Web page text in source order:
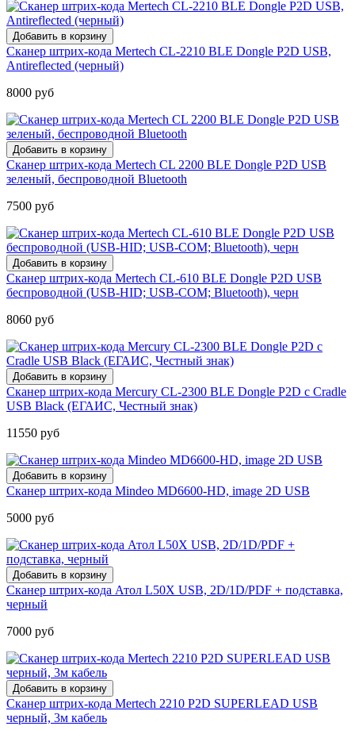
Сканер штрих-кода Mertech CL-2210 BLE Dongle P2D USB,
Antireflected (черный)
8000 руб
Сканер штрих-кода Mertech CL 2200 BLE Dongle P2D USB
зеленый, беспроводной Bluetooth
7500 руб
Сканер штрих-кода Mertech CL-610 BLE Dongle P2D USB
беспроводной (USB-HID; USB-COM; Bluetooth), черн
8060 руб
Сканер штрих-кода Mercury CL-2300 BLE Dongle P2D с Cradle
USB Black (ЕГАИС, Честный знак)
11550 руб
Сканер штрих-кода Mindeo MD6600-HD, image 2D USB
5000 руб
Сканер штрих-кода Атол L50X USB, 2D/1D/PDF + подставка,
черный
7000 руб
Сканер штрих-кода Mertech 2210 P2D SUPERLEAD USB
черный, 3м кабель